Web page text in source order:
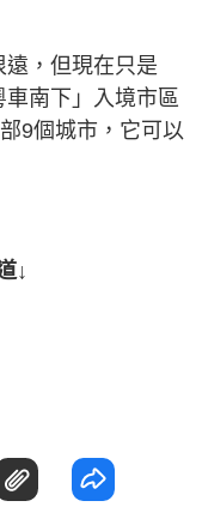
，但現在只是
車南下」入境市區
9個城市，它可以
↓